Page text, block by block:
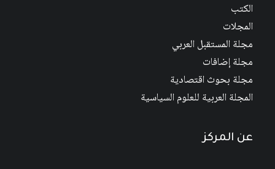
الكتب
المجلات
مجلة المستقبل العربي
مجلة إضافات
مجلة بحوث اقتصادية
المجلة العربية للعلوم السياسية
عن المركز